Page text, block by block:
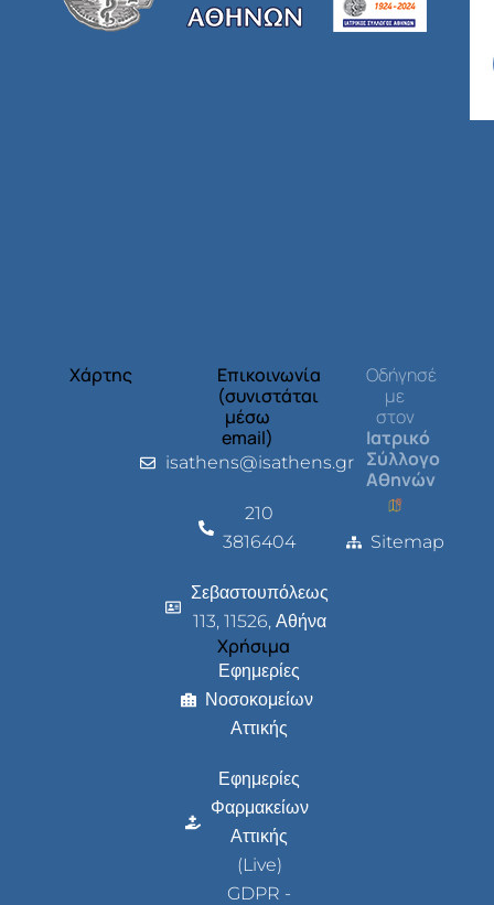
Χάρτης
Επικοινωνία
(συνιστάται
μέσω
email)
isathens@isathens.gr
210
3816404
Σεβαστουπόλεως
113, 11526, Αθήνα
Χρήσιμα
Εφημερίες
Νοσοκομείων
Αττικής
Εφημερίες
Φαρμακείων
Αττικής
(Live)
GDPR -
Οδήγησέ
με
στον
Ιατρικό
Σύλλογο
Αθηνών
Sitemap